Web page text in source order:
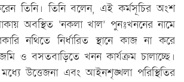
তিনি। তিনি বলেন, এই কর্মসূচির অংশ
অবস্থিত ‘নকলা খাল’ পুনঃখননের নামে
নথিতে নির্ধারিত স্থানে কাজ না করে
জমি ও বসতবাড়িতে খনন কার্যক্রম চালাচ্ছে।
উত্তেজনা এবং আইনশৃঙ্খলা পরিস্থিতির